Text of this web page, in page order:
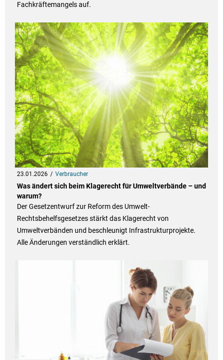
Fachkräftemangels auf.
23.01.2026 Verbraucher
Was ändert sich beim Klagerecht für Umweltverbände – und
warum?
Der Gesetzentwurf zur Reform des Umwelt-
Rechtsbehelfsgesetzes stärkt das Klagerecht von
Umweltverbänden und beschleunigt Infrastrukturprojekte.
Alle Änderungen verständlich erklärt.